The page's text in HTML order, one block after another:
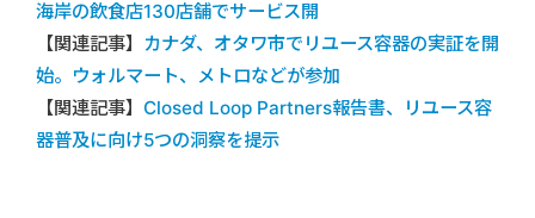
海岸の飲食店130店舗でサービス開
【関連記事】
カナダ、オタワ市でリユース容器の実証を開
始。ウォルマート、メトロなどが参加
【関連記事】 Closed Loop Partners報告書、リユース容
器普及に向け5つの洞察を提示